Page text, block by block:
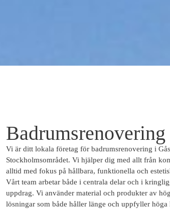
Badrumsrenovering
Vi är ditt lokala företag för badrumsrenovering i
Stockholmsområdet. Vi hjälper dig med allt från
alltid med fokus på hållbara, funktionella och
Vårt team arbetar både i centrala delar och i
uppdrag. Vi använder material och produkter av
lösningar som både håller länge och uppfyller